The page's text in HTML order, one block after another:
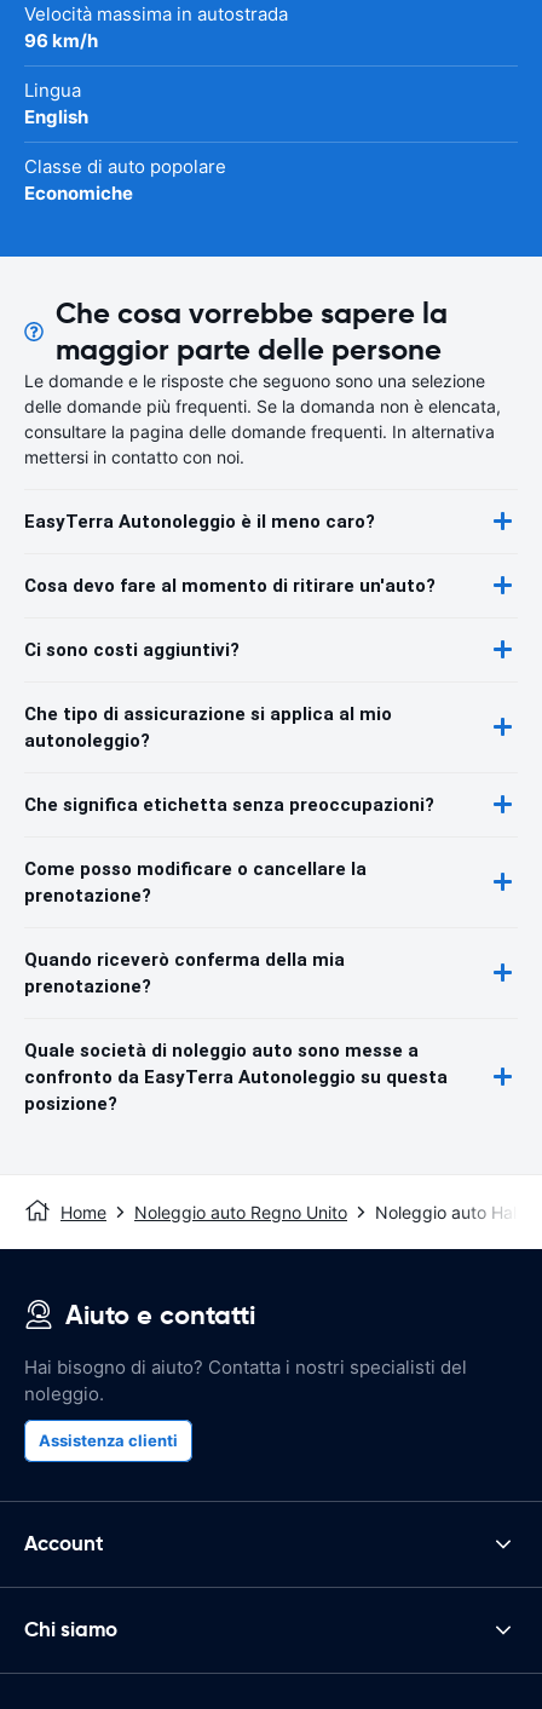
Velocità massima in autostrada
96 km/h
Lingua
English
Classe di auto popolare
Economiche
Che cosa vorrebbe sapere la
maggior parte delle persone
Le domande e le risposte che seguono sono una selezione
delle domande più frequenti. Se la domanda non è elencata,
consultare la pagina delle domande frequenti. In alternativa
mettersi in contatto con noi.
EasyTerra Autonoleggio è il meno caro?
Cosa devo fare al momento di ritirare un'auto?
Ci sono costi aggiuntivi?
Che tipo di assicurazione si applica al mio
autonoleggio?
Che significa etichetta senza preoccupazioni?
Come posso modificare o cancellare la
prenotazione?
Quando riceverò conferma della mia
prenotazione?
Quale società di noleggio auto sono messe a
confronto da EasyTerra Autonoleggio su questa
posizione?
Home Noleggio auto Regno Unito Noleggio auto
Aiuto e contatti
Hai bisogno di aiuto? Contatta i nostri specialisti del
noleggio.
Assistenza clienti
Account
Chi siamo